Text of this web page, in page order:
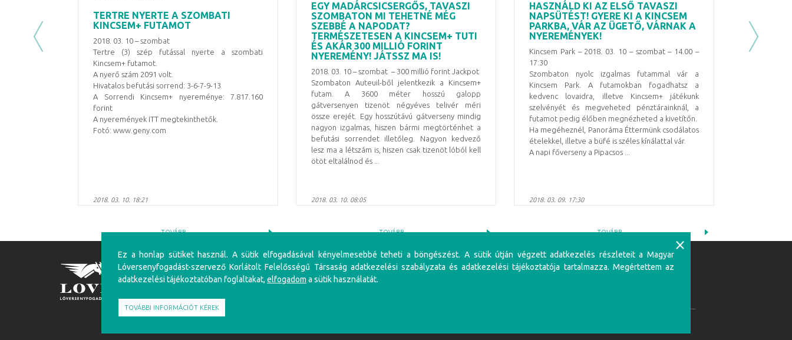
TERTRE NYERTE A SZOMBATI
KINCSEM+ FUTAMOT
2018. 03. 10 – szombat
Tertre (3) szép futással nyerte a szombati
Kincsem+ futamot.
A nyerő szám 2091 volt.
Hivatalos befutási sorrend: 3-6-7-9-13
A Sorrendi Kincsem+ nyereménye: 7.817.160
forint
A nyeremények ITT megtekinthetők.
Fotó: www.geny.com
2018. 03. 10. 18:21
TOVÁBB
EGY MADÁRCSICSERGŐS, TAVASZI
SZOMBATON MI TEHETNÉ MÉG
SZEBBÉ A NAPODAT?
TERMÉSZETESEN A KINCSEM+ TUTI
ÉS AKÁR 300 MILLIÓ FORINT
NYEREMÉNY! JÁTSSZ MA IS!
2018. 03. 10 – szombat – 300 millió forint Jackpot
Szombaton Auteuil-ből jelentkezik a Kincsem+
futam. A 3600 méter hosszú galopp
gátversenyen tizenöt négyéves telivér méri
össze erejét. Egy hosszútávú gátverseny mindig
nagyon izgalmas, hiszen bármi megtörténhet a
befutási sorrendet illetőleg. Nagyon kedvező
lesz ma a létszám is, hiszen csak tizenöt lóból kell
ötöt eltalálnod és ...
2018. 03. 10. 08:05
TOVÁBB
HASZNÁLD KI AZ ELSŐ TAVASZI
NAPSÜTÉST! GYERE KI A KINCSEM
PARKBA, VÁR AZ ÜGETŐ, VÁRNAK A
NYEREMÉNYEK!
Kincsem Park – 2018. 03. 10 – szombat – 14.00 –
17:30
Szombaton nyolc izgalmas futammal vár a
Kincsem Park. A futamokban fogadhatsz a
kedvenc lovaidra, illetve Kincsem+ játékunk
szelvényét és megveheted pénztárainknál, a
futamot pedig élőben megnézheted a kivetítőn.
Ha megéheznél, Panoráma Éttermünk csodálatos
ételekkel, illetve a büfé is széles kínálattal vár.
A napi főverseny a Pipacsos ...
2018. 03. 09. 17:30
TOVÁBB
Previous Next
FIGYELEM!
A túlzásba vitt szerencsejáték ártalmas, mentálhigiénés problémákat, illetve függőséget okozhat! Éljen az önkorlátozás, önkizárás lehetőségével! Szerencsejátékban csak 18 éven
Írj nekünk! Játékosvédelem
Partnerünk:
Ez a honlap sütiket használ. A sütik elfogadásával kényelmesebbé teheti a böngészést. A sütik útján végzett adatkezelés részleteit a Magyar
Lóversenyfogadást-szervező Korlátolt Felelősségű Társaság adatkezelési szabályzata és adatkezelési tájékoztatója tartalmazza. Megértettem az
adatkezelési tájékoztatóban foglaltakat, elfogadom a sütik használatát.
TOVÁBBI INFORMÁCIÓT KÉREK
⨯